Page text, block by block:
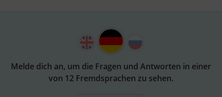
Melde dich an, um die Fragen und Antworten in einer
von 12 Fremdsprachen zu sehen.